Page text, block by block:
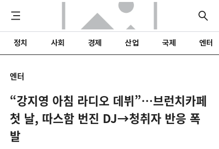
정치 사회 경제 산업 국제 엔터
엔터
“강지영 아침 라디오 데뷔”…브런치카페
첫 날, 따스함 번진 DJ→청취자 반응 폭
발